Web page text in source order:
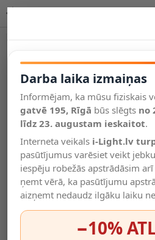
Salīdzināt
Vēlmju
saraksts
Valodas
Darba laika izmaiņas
Informējam, ka mūsu fiziskais
gatvē 195, Rīgā būs slēgts no
līdz 23. augustam ieskaitot.
Interneta veikals i-Light.lv
pasūtījumus varēsiet veikt
iespēju robežās apstrādāsim
ņemt vērā, ka pasūtījumu
aizņemt nedaudz ilgāku laiku
−10%